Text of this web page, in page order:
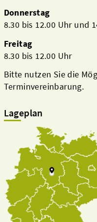
Donnerstag
8.30 bis 12.00 Uhr und
Freitag
8.30 bis 12.00 Uhr
Bitte nutzen Sie die
Terminvereinbarung.
Lageplan